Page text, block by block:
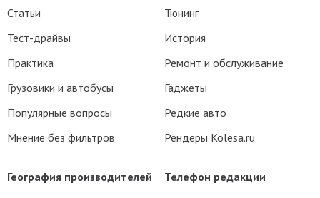
Телефон редакции
Статьи
Тест-драйвы
Практика
Грузовики и автобусы
Популярные вопросы
Мнение без фильтров
Тюнинг
История
Ремонт и обслуживание
Гаджеты
Редкие авто
Рендеры Kolesa.ru
География производителей